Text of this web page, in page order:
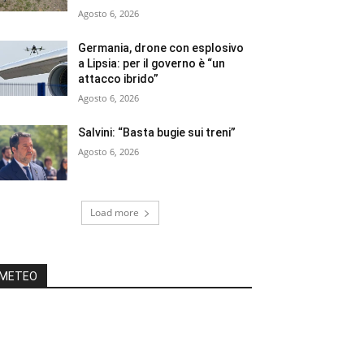
Agosto 6, 2026
Germania, drone con esplosivo
a Lipsia: per il governo è “un
attacco ibrido”
Agosto 6, 2026
Salvini: “Basta bugie sui treni”
Agosto 6, 2026
Load more